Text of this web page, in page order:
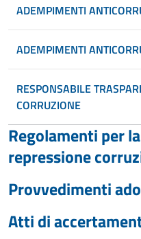
ADEMPIMENTI
ADEMPIMENTI
RESPONSABILE
CORRUZIONE
Regolamenti per
repressione
Provvedimenti
Atti di